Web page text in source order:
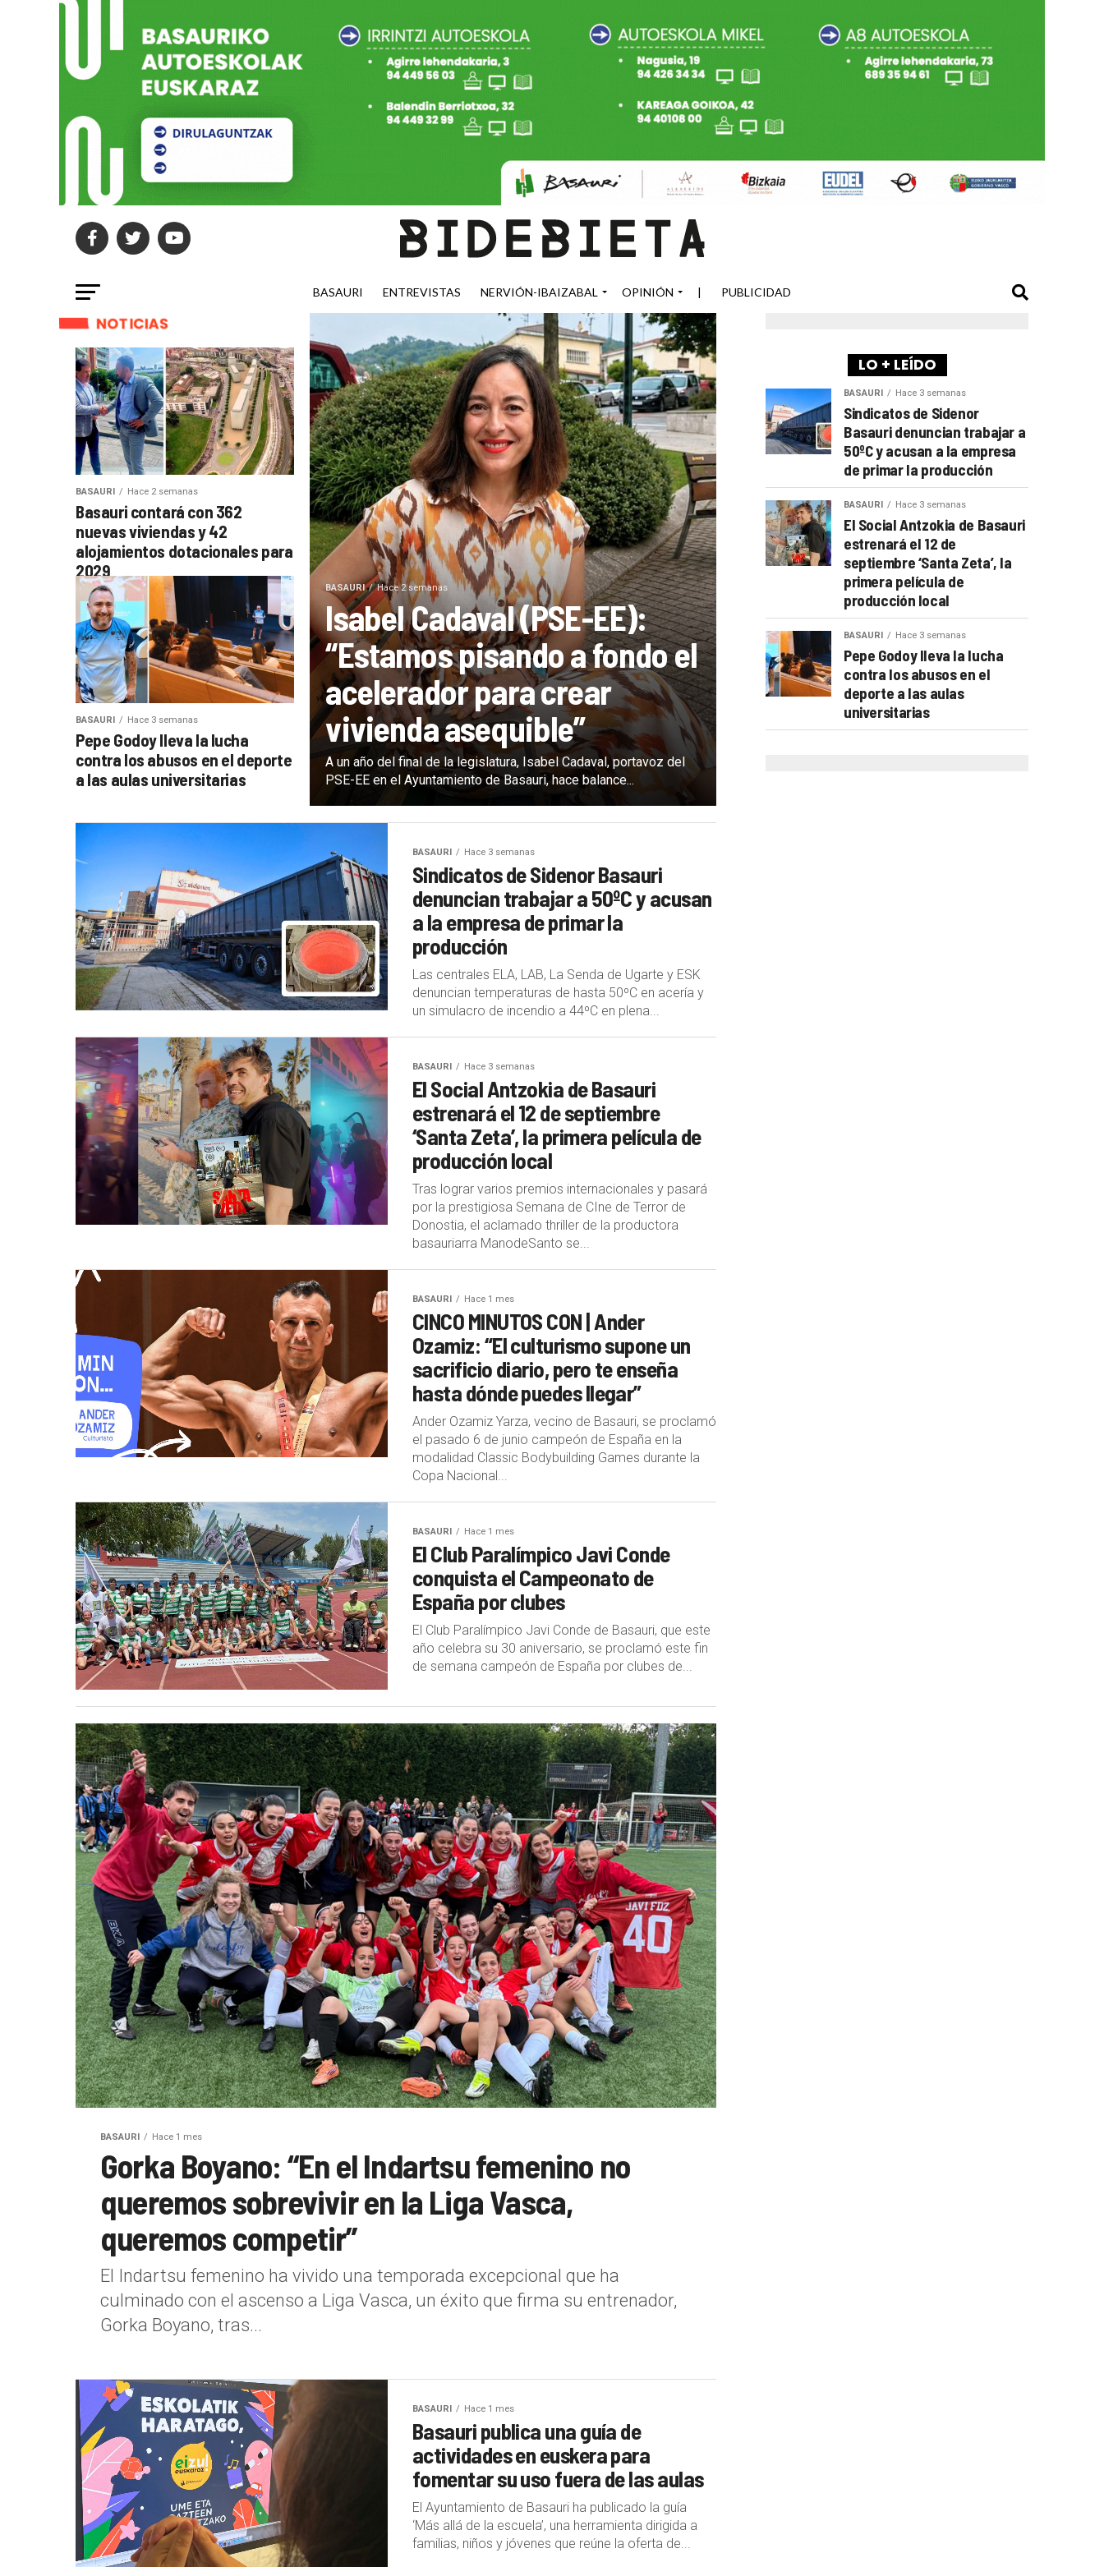
BASAURI ENTREVISTAS NERVIÓN-IBAIZABAL OPINIÓN | PUBLICIDAD
BASAURI Hace 2 semanas
Isabel Cadaval (PSE-EE):
“Estamos pisando a fondo el
acelerador para crear
vivienda asequible”
A un año del final de la legislatura, Isabel Cadaval, portavoz del
PSE-EE en el Ayuntamiento de Basauri, hace balance...
NOTICIAS
BASAURI Hace 2 semanas
Basauri contará con 362
nuevas viviendas y 42
alojamientos dotacionales para
2029
BASAURI Hace 3 semanas
Pepe Godoy lleva la lucha
contra los abusos en el deporte
a las aulas universitarias
BASAURI Hace 3 semanas
Sindicatos de Sidenor Basauri
denuncian trabajar a 50ºC y acusan
a la empresa de primar la
producción
Las centrales ELA, LAB, La Senda de Ugarte y ESK
denuncian temperaturas de hasta 50ºC en acería y
un simulacro de incendio a 44ºC en plena...
BASAURI Hace 3 semanas
El Social Antzokia de Basauri
estrenará el 12 de septiembre
‘Santa Zeta’, la primera película de
producción local
Tras lograr varios premios internacionales y pasará
por la prestigiosa Semana de CIne de Terror de
Donostia, el aclamado thriller de la productora
basauriarra ManodeSanto se...
BASAURI Hace 1 mes
CINCO MINUTOS CON | Ander
Ozamiz: “El culturismo supone un
sacrificio diario, pero te enseña
hasta dónde puedes llegar”
Ander Ozamiz Yarza, vecino de Basauri, se proclamó
el pasado 6 de junio campeón de España en la
modalidad Classic Bodybuilding Games durante la
Copa Nacional...
BASAURI Hace 1 mes
El Club Paralímpico Javi Conde
conquista el Campeonato de
España por clubes
El Club Paralímpico Javi Conde de Basauri, que este
año celebra su 30 aniversario, se proclamó este fin
de semana campeón de España por clubes de...
BASAURI Hace 1 mes
Gorka Boyano: “En el Indartsu femenino no
queremos sobrevivir en la Liga Vasca,
queremos competir”
El Indartsu femenino ha vivido una temporada excepcional que ha
culminado con el ascenso a Liga Vasca, un éxito que firma su entrenador,
Gorka Boyano, tras...
BASAURI Hace 1 mes
Basauri publica una guía de
actividades en euskera para
fomentar su uso fuera de las aulas
El Ayuntamiento de Basauri ha publicado la guía
‘Más allá de la escuela’, una herramienta dirigida a
familias, niños y jóvenes que reúne la oferta de...
LO + LEÍDO
BASAURI Hace 3 semanas
Sindicatos de Sidenor
Basauri denuncian trabajar a
50ºC y acusan a la empresa
de primar la producción
BASAURI Hace 3 semanas
El Social Antzokia de Basauri
estrenará el 12 de
septiembre ‘Santa Zeta’, la
primera película de
producción local
BASAURI Hace 3 semanas
Pepe Godoy lleva la lucha
contra los abusos en el
deporte a las aulas
universitarias